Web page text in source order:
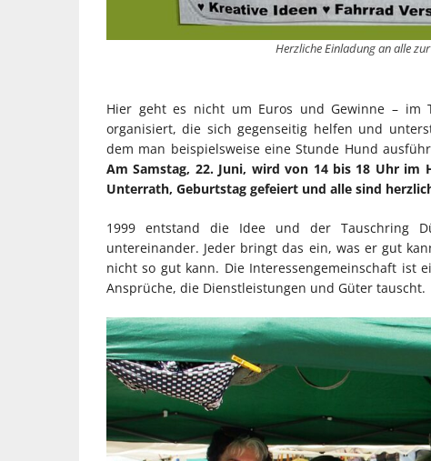
Herzliche Einladung an alle
Hier geht es nicht um Euros und Gewinne – im
organisiert, die sich gegenseitig helfen und
dem man beispielsweise eine Stunde Hund
Am Samstag, 22. Juni, wird von 14 bis 18 Uhr im
Unterrath, Geburtstag gefeiert und alle sind
1999 entstand die Idee und der Tauschring
untereinander. Jeder bringt das ein, was er gut
nicht so gut kann. Die Interessengemeinschaft ist
Ansprüche, die Dienstleistungen und Güter tauscht.